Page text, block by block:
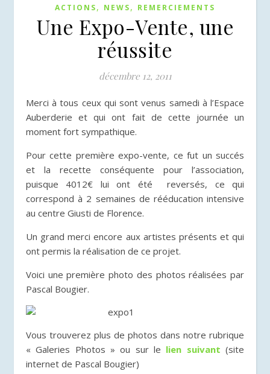
ACTIONS, NEWS, REMERCIEMENTS
Une Expo-Vente, une
réussite
décembre 12, 2011
Merci à tous ceux qui sont venus samedi à l’Espace
Auberderie et qui ont fait de cette journée un
moment fort sympathique.
Pour cette première expo-vente, ce fut un succés
et la recette conséquente pour l’association,
puisque 4012€ lui ont été reversés, ce qui
correspond à 2 semaines de rééducation intensive
au centre Giusti de Florence.
Un grand merci encore aux artistes présents et qui
ont permis la réalisation de ce projet.
Voici une première photo des photos réalisées par
Pascal Bougier.
Vous trouverez plus de photos dans notre rubrique
« Galeries Photos » ou sur le lien suivant (site
internet de Pascal Bougier)